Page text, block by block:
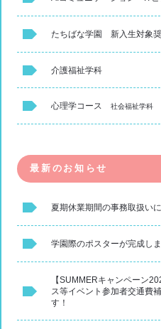
たちばな学園 新入生対象
介護福祉学科
心理学コース 社会福祉学科
最新のお知らせ
夏期休業期間の事務取扱い
学園際のポスターが完成しま
【SUMMERキャンペーン
ス等イベント参加者交通費
す！